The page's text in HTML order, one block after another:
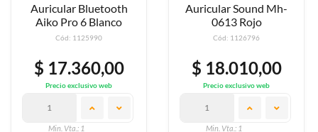
Auricular Bluetooth
Aiko Pro 6 Blanco
Cód: 1125990
$ 17.360,00
Precio exclusivo web
Min. Vta.: 1
Auricular Sound Mh-
0613 Rojo
Cód: 1126796
$ 18.010,00
Precio exclusivo web
Min. Vta.: 1